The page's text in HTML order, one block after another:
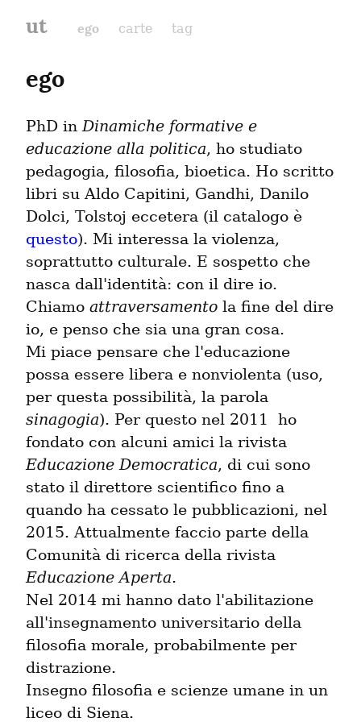
ut ego carte tag
ego
PhD in Dinamiche formative e
educazione alla politica, ho studiato
pedagogia, filosofia, bioetica. Ho scritto
libri su Aldo Capitini, Gandhi, Danilo
questo). Mi interessa la violenza,
soprattutto culturale. E sospetto che
nasca dall'identità: con il dire io.
Chiamo attraversamento la fine del dire
io, e penso che sia una gran cosa.
Mi piace pensare che l'educazione
possa essere libera e nonviolenta (uso,
sinagogia). Per questo nel 2011  ho
Educazione Democratica, di cui sono
stato il direttore scientifico fino a
quando ha cessato le pubblicazioni, nel
2015. Attualmente faccio parte della
Educazione Aperta.
Nel 2014 mi hanno dato l'abilitazione
all'insegnamento universitario della
filosofia morale, probabilmente per
distrazione.
Insegno filosofia e scienze umane in un
liceo di Siena.